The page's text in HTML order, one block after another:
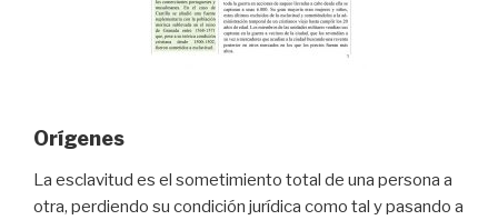
Orígenes
La esclavitud es el sometimiento total de una persona a
otra, perdiendo su condición jurídica como tal y pasando a